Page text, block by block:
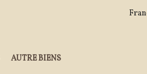
AUTRE BIENS